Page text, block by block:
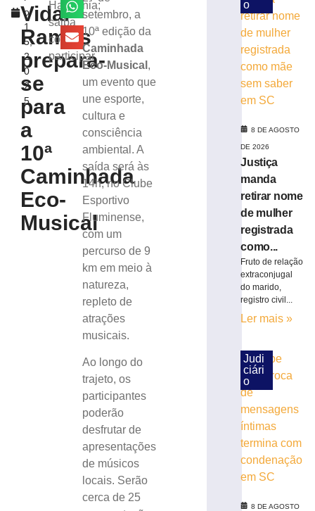
o
1
5,
2
0
2
5
Vidal
Ramos
prepara-
se
para
a
10ª
Caminhada
Eco-
Musical
Harmonia;
saiba
como
participar
setembro, a
10ª edição da
Caminhada
Eco-Musical ,
um evento que
une esporte,
cultura e
consciência
ambiental. A
saída será às
14h, no Clube
Esportivo
Fluminense,
com um
percurso de 9
km em meio à
natureza,
repleto de
atrações
musicais.
Ao longo do
trajeto, os
participantes
poderão
desfrutar de
apresentações
de músicos
locais. Serão
cerca de 25
nas
eleições
agosto
Ler
mais
TRE-
SC
realiza
distribuição
18.860
urnas
eletrônicas
agosto
mais
o
8 DE AGOSTO
DE 2026
Justiça
manda
retirar nome
de mulher
registrada
como...
Fruto de relação
extraconjugal
do marido,
registro civil...
Ler mais »
Judi
ciári
o
8 DE AGOSTO